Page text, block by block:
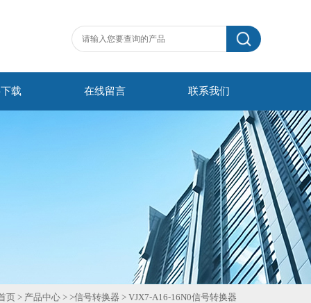
载 在线留言 联系我们
页 > 产品中心 > >信号转换器 > VJX7-A16-16N0信号转换器